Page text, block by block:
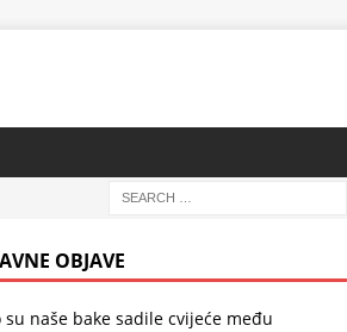
OBJAVE
su naše bake sadile cvijeće među